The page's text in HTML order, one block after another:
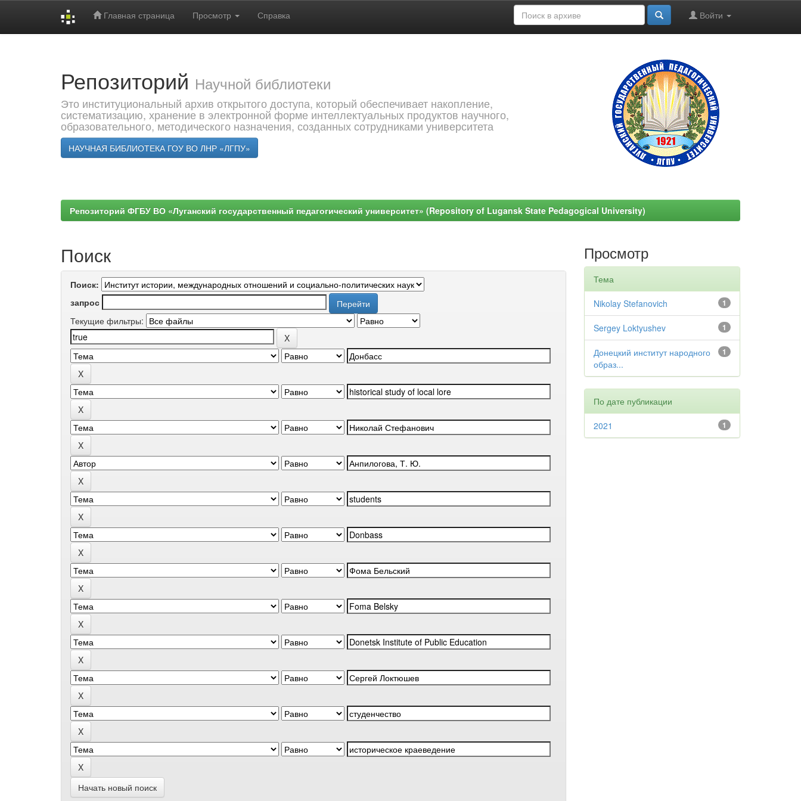
Главная страница Просмотр Справка Войти
Репозиторий Научной библиотеки
Это институциональный архив открытого доступа, который обеспечивает накопление,
систематизацию, хранение в электронной форме интеллектуальных продуктов научного,
образовательного, методического назначения, созданных сотрудниками университета
НАУЧНАЯ БИБЛИОТЕКА ГОУ ВО ЛНР «ЛГПУ»
Репозиторий ФГБУ ВО «Луганский государственный педагогический университет» (Repository of Lugansk State Pedagogical University)
Поиск
Поиск:
запрос
Текущие фильтры:
Начать новый поиск
Просмотр
Тема
1
Nikolay Stefanovich
1
Sergey Loktyushev
1
Донецкий институт народного
образ...
По дате публикации
1
2021